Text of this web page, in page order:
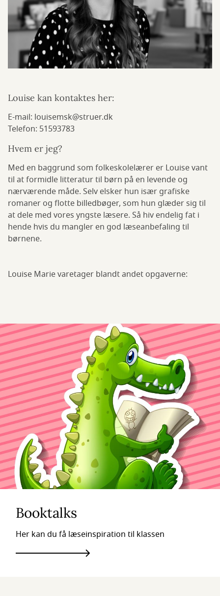
Louise kan kontaktes her:
E-mail: louisemsk@struer.dk
Telefon: 51593783
Hvem er jeg?
Med en baggrund som folkeskolelærer er Louise vant
til at formidle litteratur til børn på en levende og
nærværende måde. Selv elsker hun især grafiske
romaner og flotte billedbøger, som hun glæder sig til
at dele med vores yngste læsere. Så hiv endelig fat i
hende hvis du mangler en god læseanbefaling til
børnene.
Louise Marie varetager blandt andet opgaverne:
Booktalks
Her kan du få læseinspiration til klassen